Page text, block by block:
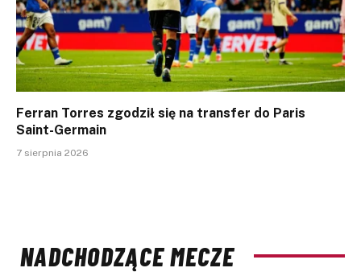
Ferran Torres zgodził się na transfer do Paris
Saint-Germain
7 sierpnia 2026
NADCHODZĄCE MECZE